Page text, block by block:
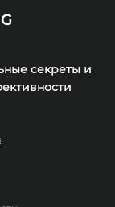
секреты и